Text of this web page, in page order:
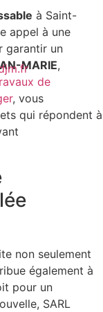
à Saint-
appel à une
garantir un
MARIE,
de
, vous
qui répondent à
non seulement
également à
pour un
SARL